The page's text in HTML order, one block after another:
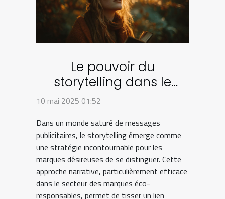
Le pouvoir du
storytelling dans le
marketing des marques
10 mai 2025 01:52
Dans un monde saturé de messages
publicitaires, le storytelling émerge comme
une stratégie incontournable pour les
marques désireuses de se distinguer. Cette
approche narrative, particulièrement efficace
dans le secteur des marques éco-
responsables, permet de tisser un lien